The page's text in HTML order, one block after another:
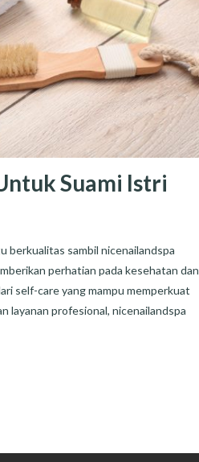
Suami Istri
berkualitas sambil nicenailandspa
perhatian pada kesehatan dan
self-care yang mampu memperkuat
layanan profesional, nicenailandspa